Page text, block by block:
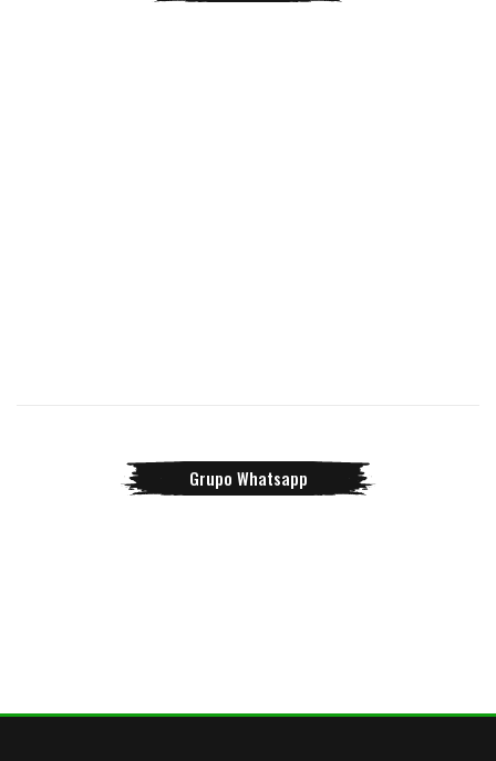
Grupo Whatsapp